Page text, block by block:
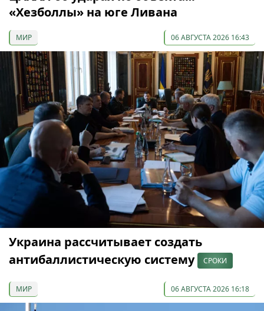
«Хезболлы» на юге Ливана
МИР 06 АВГУСТА 2026 16:43
Украина рассчитывает создать
антибаллистическую систему
СРОКИ
МИР 06 АВГУСТА 2026 16:18